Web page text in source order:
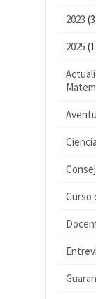
2023
2025
Curso